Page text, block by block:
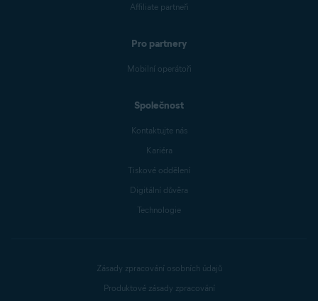
Affiliate partneři
Pro partnery
Mobilní operátoři
Společnost
Kontaktujte nás
Kariéra
Tiskové oddělení
Digitální důvěra
Technologie
Zásady zpracování osobních údajů
Produktové zásady zpracování